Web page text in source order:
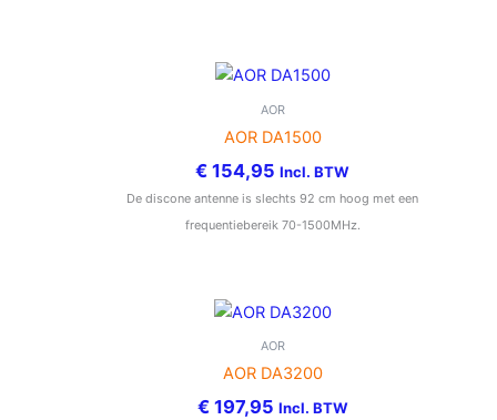
AOR
AOR DA1500
€ 154,95 Incl. BTW
De discone antenne is slechts 92 cm hoog met een
frequentiebereik 70-1500MHz.
AOR
AOR DA3200
€197,95 Incl. BTW